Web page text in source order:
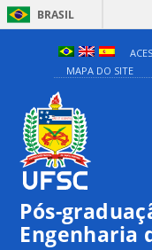
BRASIL
MAPA DO SITE
Pós-
Engenharia